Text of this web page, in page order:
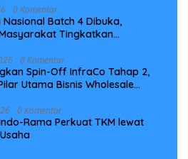
0 Komentar
Batch 4 Dibuka,
Tingkatkan
0 Komentar
Spin-Off InfraCo Tahap 2,
Utama Bisnis Wholesale
0 Komentar
Rama Perkuat TKM lewat